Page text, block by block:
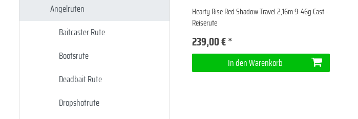
Angelruten
Baitcaster Rute
Bootsrute
Deadbait Rute
Dropshotrute
Hearty Rise Red Shadow Travel 2,16m 9-46g Cast -
Reiserute
239,00 € *
In den Warenkorb